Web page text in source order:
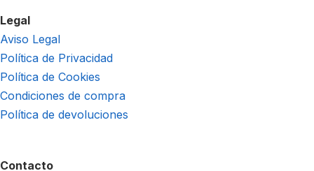
Legal
Aviso Legal
Política de Privacidad
Política de Cookies
Condiciones de compra
Política de devoluciones
Contacto